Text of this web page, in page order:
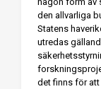
den allvarliga
Statens
utredas
det finns för